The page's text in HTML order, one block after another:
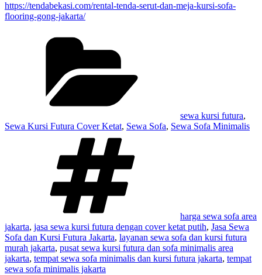
https://tendabekasi.com/rental-tenda-serut-dan-meja-kursi-sofa-
flooring-gong-jakarta/
sewa kursi futura,
Sewa Kursi Futura Cover Ketat, Sewa Sofa, Sewa Sofa Minimalis
harga sewa sofa area
jakarta, jasa sewa kursi futura dengan cover ketat putih, Jasa Sewa
Sofa dan Kursi Futura Jakarta, layanan sewa sofa dan kursi futura
murah jakarta, pusat sewa kursi futura dan sofa minimalis area
jakarta, tempat sewa sofa minimalis dan kursi futura jakarta, tempat
sewa sofa minimalis jakarta